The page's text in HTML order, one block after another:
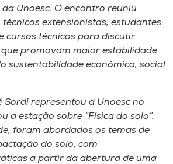
Unoesc. O encontro reuniu
extensionistas, estudantes
cursos técnicos para discutir
promovam maior estabilidade
sustentabilidade econômica, social
Sordi representou a Unoesc no
a estação sobre “Física do solo”.
foram abordados os temas de
do solo, com
a partir da abertura de uma